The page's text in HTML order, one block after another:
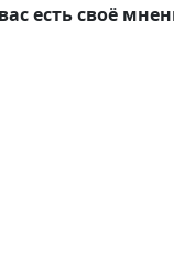
есть своё